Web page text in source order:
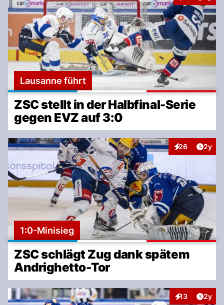
Lausanne führt
ZSC stellt in der Halbfinal-Serie
gegen EVZ auf 3:0
26
Interaktionen
2y
1:0-Minisieg
ZSC schlägt Zug dank spätem
Andrighetto-Tor
13
Interaktionen
2y